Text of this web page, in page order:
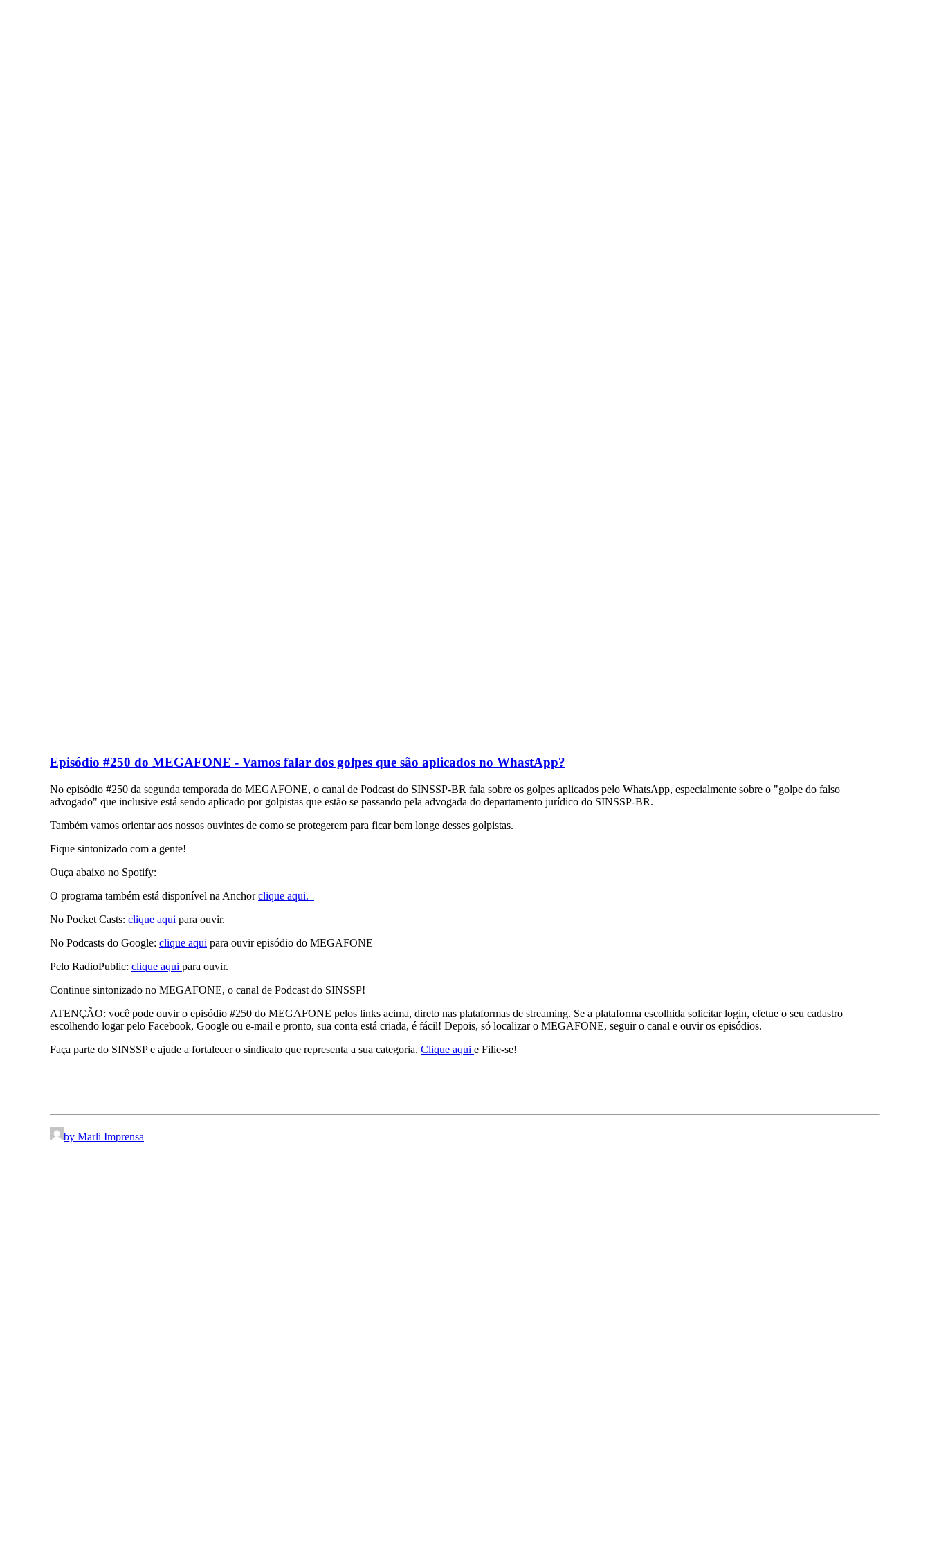
Episódio #250 do MEGAFONE - Vamos falar dos golpes que são aplicados no WhastApp?
No episódio #250 da segunda temporada do MEGAFONE, o canal de Podcast do SINSSP-BR fala sobre os golpes aplicados pelo WhatsApp, especialmente sobre o "golpe do falso
advogado" que inclusive está sendo aplicado por golpistas que estão se passando pela advogada do departamento jurídico do SINSSP-BR.
Também vamos orientar aos nossos ouvintes de como se protegerem para ficar bem longe desses golpistas.
Fique sintonizado com a gente!
Ouça abaixo no Spotify:
O programa também está disponível na Anchorclique aqui.
No Pocket Casts: clique aqui para ouvir.
No Podcasts do Google: clique aqui para ouvir episódio do MEGAFONE
Pelo RadioPublic: clique aqui para ouvir.
Continue sintonizado no MEGAFONE, o canal de Podcast do SINSSP!
ATENÇÃO: você pode ouvir o episódio #250 do MEGAFONE pelos links acima, direto nas plataformas de streaming. Se a plataforma escolhida solicitar login, efetue o seu cadastro
escolhendo logar pelo Facebook, Google ou e-mail e pronto, sua conta está criada, é fácil! Depois, só localizar o MEGAFONE, seguir o canal e ouvir os episódios.
Faça parte do SINSSP e ajude a fortalecer o sindicato que representa a sua categoria. Clique aqui e Filie-se!
by Marli Imprensa